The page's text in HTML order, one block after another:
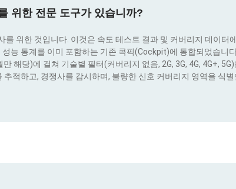
위한 전문 도구가 있습니까?
를 위한 것입니다. 이것은 속도 테스트 결과 및 커버리지 데이터
능 통계를 이미 포함하는 기존 콕픽(Cockpit)에 통합되었습니
해당)에 걸쳐 기술별 필터(커버리지 없음, 2G, 3G, 4G, 4G+,
추적하고, 경쟁사를 감시하며, 불량한 신호 커버리지 영역을 식